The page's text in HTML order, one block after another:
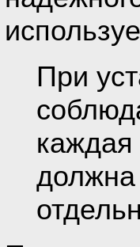
При
каждая
должна